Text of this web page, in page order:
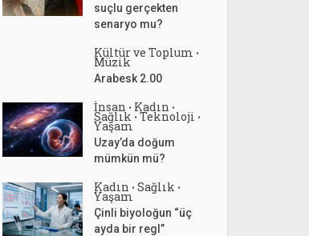
suçlu gerçekten
senaryo mu?
Kültür ve Toplum •
Müzik
Arabesk 2.00
İnsan • Kadın •
Sağlık • Teknoloji •
Yaşam
Uzay’da doğum
mümkün mü?
Kadın • Sağlık •
Yaşam
Çinli biyoloğun “üç
ayda bir regl”